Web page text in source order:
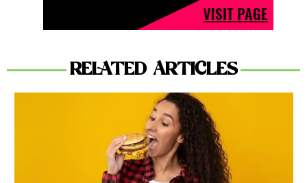
RELATED ARTICLES